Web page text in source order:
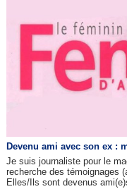
Devenu ami avec son ex :
Je suis journaliste pour le
recherche des témoignages
Elles/Ils sont devenus